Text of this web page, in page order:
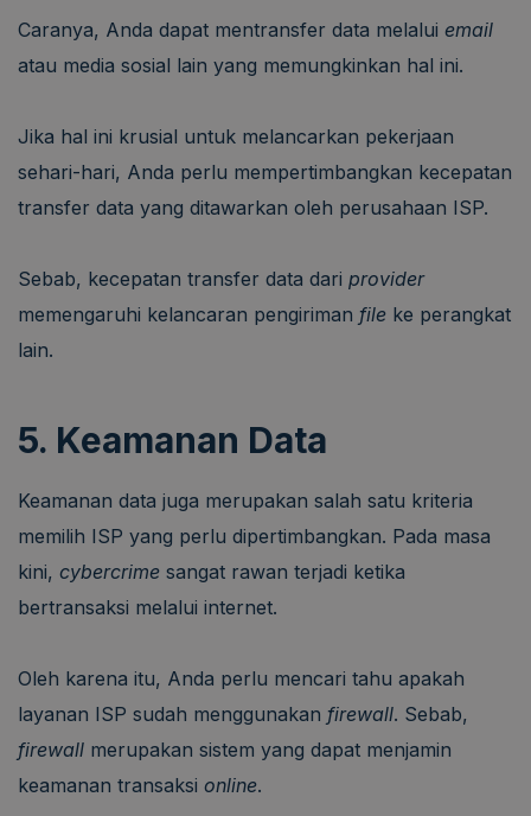
Caranya, Anda dapat mentransfer data melalui email
atau media sosial lain yang memungkinkan hal ini.
Jika hal ini krusial untuk melancarkan pekerjaan
sehari-hari, Anda perlu mempertimbangkan kecepatan
transfer data yang ditawarkan oleh perusahaan ISP.
Sebab, kecepatan transfer data dari provider
memengaruhi kelancaran pengiriman file ke perangkat
lain.
5. Keamanan Data
Keamanan data juga merupakan salah satu kriteria
memilih ISP yang perlu dipertimbangkan. Pada masa
kini, cybercrime sangat rawan terjadi ketika
bertransaksi melalui internet.
Oleh karena itu, Anda perlu mencari tahu apakah
layanan ISP sudah menggunakan firewall. Sebab,
firewall merupakan sistem yang dapat menjamin
keamanan transaksi online.